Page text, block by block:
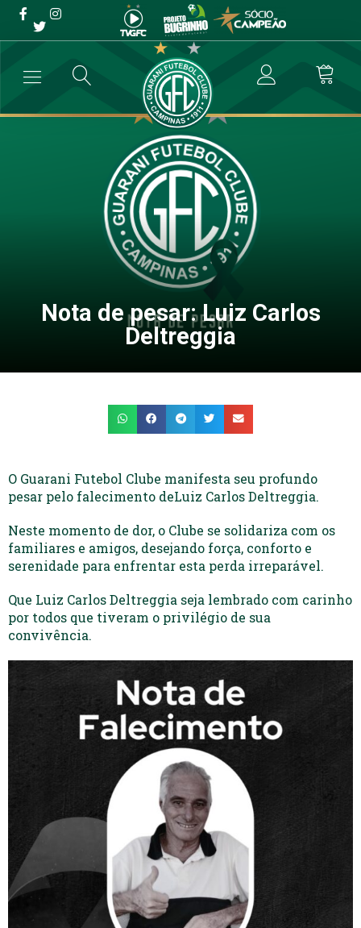
Nota de pesar: Luiz Carlos
Deltreggia
Blog → Nota de pesar: Luiz Carlos Deltreggia
Nota de pesar: Luiz Carlos
Deltreggia
O Guarani Futebol Clube manifesta seu profundo
pesar pelo falecimento deLuiz Carlos Deltreggia.
Neste momento de dor, o Clube se solidariza com os
familiares e amigos, desejando força, conforto e
serenidade para enfrentar esta perda irreparável.
Que Luiz Carlos Deltreggia seja lembrado com carinho
por todos que tiveram o privilégio de sua
convivência.